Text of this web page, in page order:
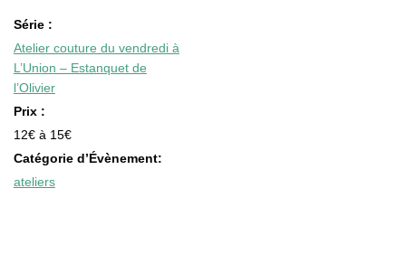
Série :
Atelier couture du vendredi à
L’Union – Estanquet de
l’Olivier
Prix :
12€ à 15€
Catégorie d’Évènement:
ateliers